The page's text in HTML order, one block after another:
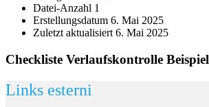
Datei-Anzahl 1
Erstellungsdatum 6. Mai 2025
Zuletzt aktualisiert 6. Mai 2025
Checkliste Verlaufskontrolle Beispiel
Links esterni